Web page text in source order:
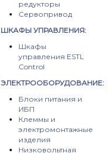
редукторы
Сервопривод
ШКАФЫ УПРАВЛЕНИЯ:
Шкафы
управления ESTL
Control
ЭЛЕКТРООБОРУДОВАНИЕ:
Блоки питания и
ИБП
Клеммы и
электромонтажные
изделия
Низковольтная